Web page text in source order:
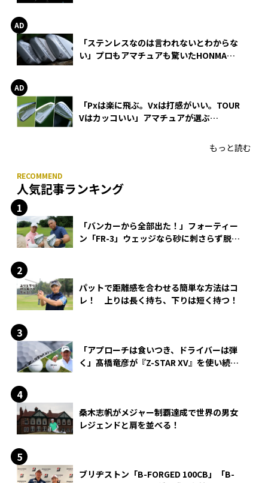
「ステンレスなのは言われないとわからな
い」プロもアマチュアも驚いたHONMA
「Pxは楽に飛ぶ。Vxは打感がいい。TOUR
Vはカッコいい」アマチュアが選ぶ
もっと読む
人気記事ランキング
「バンカーから全部出た！」フォーティー
ン「FR-3」ウェッジなら砂に刺さらず脱出
パットで距離感を合わせる簡単な方法はコ
レ！ 上りは長く持ち、下りは短く持つ！
「アプローチは食いつき、ドライバーは弾
く」髙橋竜彦が『Z-STAR XV』を使い続け
桑木志帆がメジャー制覇達成で世界の男女
レジェンドと肩を並べる！
ブリヂストン「B-FORGED 100CB」「B-